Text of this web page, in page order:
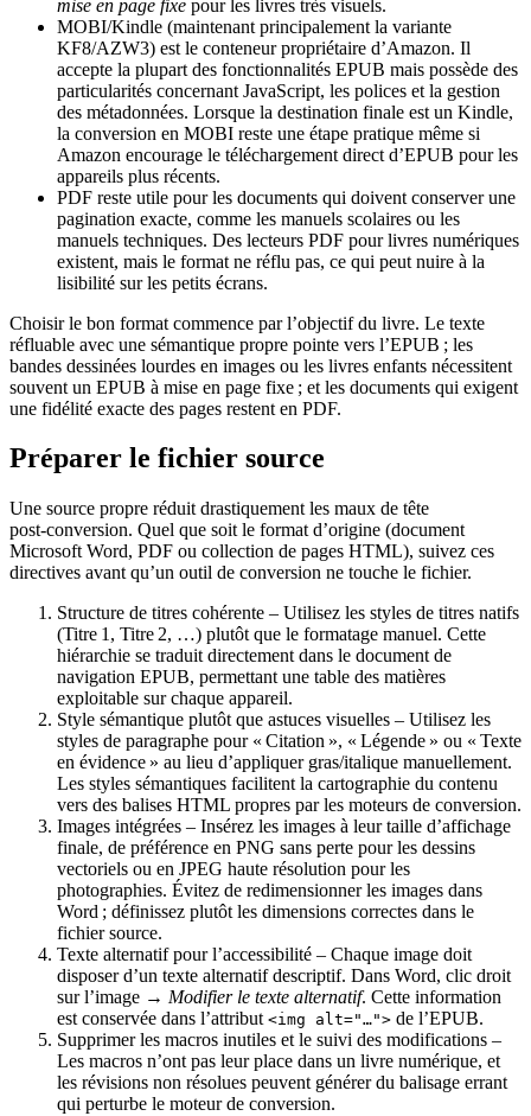
mise en page fixe pour les livres très visuels.
MOBI/Kindle (maintenant principalement la variante
KF8/AZW3) est le conteneur propriétaire d’Amazon. Il
accepte la plupart des fonctionnalités EPUB mais possède des
particularités concernant JavaScript, les polices et la gestion
des métadonnées. Lorsque la destination finale est un Kindle,
la conversion en MOBI reste une étape pratique même si
Amazon encourage le téléchargement direct d’EPUB pour les
appareils plus récents.
PDF reste utile pour les documents qui doivent conserver une
pagination exacte, comme les manuels scolaires ou les
manuels techniques. Des lecteurs PDF pour livres numériques
existent, mais le format ne réflu pas, ce qui peut nuire à la
lisibilité sur les petits écrans.
Choisir le bon format commence par l’objectif du livre. Le texte
réfluable avec une sémantique propre pointe vers l’EPUB ; les
bandes dessinées lourdes en images ou les livres enfants nécessitent
souvent un EPUB à mise en page fixe ; et les documents qui exigent
une fidélité exacte des pages restent en PDF.
Préparer le fichier source
Une source propre réduit drastiquement les maux de tête
post‑conversion. Quel que soit le format d’origine (document
Microsoft Word, PDF ou collection de pages HTML), suivez ces
directives avant qu’un outil de conversion ne touche le fichier.
Structure de titres cohérente – Utilisez les styles de titres natifs
(Titre 1, Titre 2, …) plutôt que le formatage manuel. Cette
hiérarchie se traduit directement dans le document de
navigation EPUB, permettant une table des matières
exploitable sur chaque appareil.
Style sémantique plutôt que astuces visuelles – Utilisez les
styles de paragraphe pour « Citation », « Légende » ou « Texte
en évidence » au lieu d’appliquer gras/italique manuellement.
Les styles sémantiques facilitent la cartographie du contenu
vers des balises HTML propres par les moteurs de conversion.
Images intégrées – Insérez les images à leur taille d’affichage
finale, de préférence en PNG sans perte pour les dessins
vectoriels ou en JPEG haute résolution pour les
photographies. Évitez de redimensionner les images dans
Word ; définissez plutôt les dimensions correctes dans le
fichier source.
Texte alternatif pour l’accessibilité – Chaque image doit
disposer d’un texte alternatif descriptif. Dans Word, clic droit
sur l’image → Modifier le texte alternatif. Cette information
est conservée dans l’attribut <img alt="…"> de l’EPUB.
Supprimer les macros inutiles et le suivi des modifications –
Les macros n’ont pas leur place dans un livre numérique, et
les révisions non résolues peuvent générer du balisage errant
qui perturbe le moteur de conversion.